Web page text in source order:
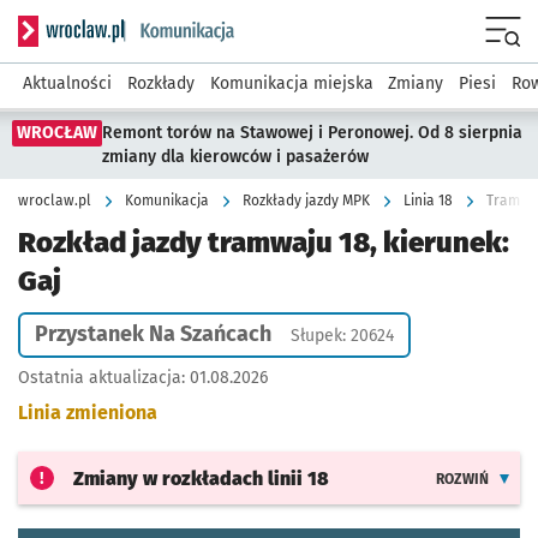
Serwis informacyjny wroclaw.pl podserwis: Komunikacja
Aktualności Rozkłady Komunikacja miejska Zmiany Piesi
WROCŁAW Remont torów na Stawowej i Peronowej. Od 8 sierpnia
zmiany dla kierowców i pasażerów
wroclaw.pl Komunikacja Rozkłady jazdy MPK Linia 18
Rozkład jazdy tramwaju 18, kierunek:
Gaj
Przystanek Na Szańcach Słupek: 20624
Ostatnia aktualizacja: 01.08.2026
Linia zmieniona
Zmiany w rozkładach linii 18 ROZWIŃ